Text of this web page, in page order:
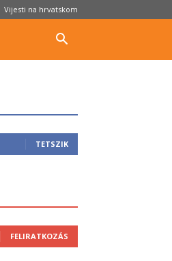
Vijesti na hrvatskom
TETSZIK
FELIRATKOZÁS